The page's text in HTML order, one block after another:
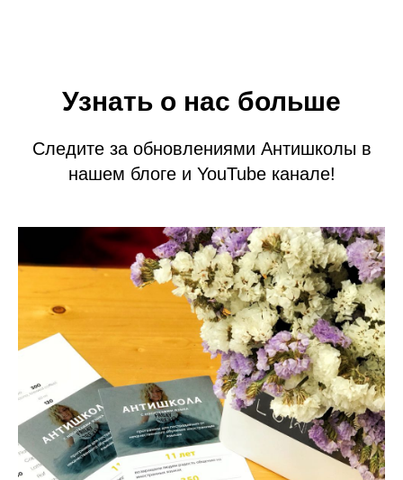
Узнать о нас больше
Следите за обновлениями Антишколы в
нашем блоге и YouTube канале!